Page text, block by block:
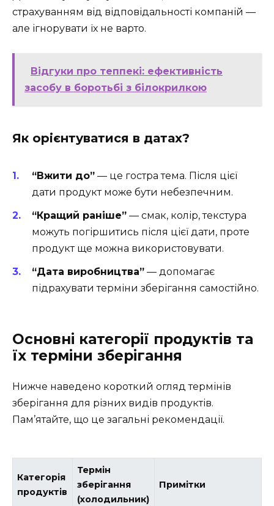
страхуванням від відповідальності компаній —
але ігнорувати їх не варто.
Відгуки про теппекі: ефективність
засобу в боротьбі з білокрилкою
Як орієнтуватися в датах?
“Вжити до” — це гостра тема. Після цієї
дати продукт може бути небезпечним.
“Кращий раніше” — смак, колір, текстура
можуть погіршитись після цієї дати, проте
продукт ще можна використовувати.
“Дата виробництва” — допомагає
підрахувати терміни зберігання самостійно.
Основні категорії продуктів та
їх терміни зберігання
Нижче наведено короткий огляд термінів
зберігання для різних видів продуктів.
Пам’ятайте, що це загальні рекомендації.
Категорія
продуктів
Термін
зберігання
(холодильник)
Примітки